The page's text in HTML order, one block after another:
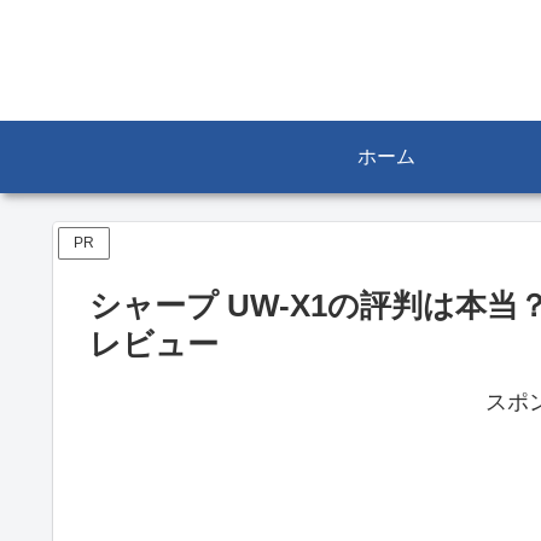
ホーム
PR
シャープ UW-X1の評判は本当
レビュー
スポ